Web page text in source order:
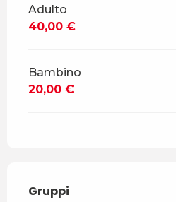
Adulto
40,00 €
Bambino
20,00 €
Gruppi
Gruppi